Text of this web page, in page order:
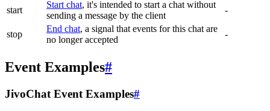
start
Start chat, it's intended to start a chat without
sending a message by the client
-
stop
End chat, a signal that events for this chat are
no longer accepted
-
Event Examples#
JivoChat Event Examples#